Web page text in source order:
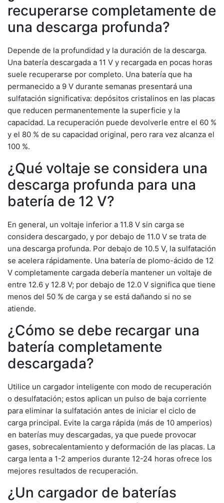
recuperarse completamente de
una descarga profunda?
Depende de la profundidad y la duración de la descarga.
Una batería descargada a 11 V y recargada en pocas horas
suele recuperarse por completo. Una batería que ha
permanecido a 9 V durante semanas presentará una
sulfatación significativa: depósitos cristalinos en las placas
que reducen permanentemente la superficie y la
capacidad. La recuperación puede devolverle entre el 60 %
y el 80 % de su capacidad original, pero rara vez alcanza el
100 %.
¿Qué voltaje se considera una
descarga profunda para una
batería de 12 V?
En general, un voltaje inferior a 11.8 V sin carga se
considera descargado, y por debajo de 11.0 V se trata de
una descarga profunda. Por debajo de 10.5 V, la sulfatación
se acelera rápidamente. Una batería de plomo-ácido de 12
V completamente cargada debería mantener un voltaje de
entre 12.6 y 12.8 V; por debajo de 12.0 V significa que tiene
menos del 50 % de carga y se está dañando si no se
atiende.
¿Cómo se debe recargar una
batería completamente
descargada?
Utilice un cargador inteligente con modo de recuperación
o desulfatación; estos aplican un pulso de baja corriente
para eliminar la sulfatación antes de iniciar el ciclo de
carga principal. Evite la carga rápida (más de 10 amperios)
en baterías muy descargadas, ya que puede provocar
gases, sobrecalentamiento y deformación de las placas. La
carga lenta a 1-2 amperios durante 12-24 horas ofrece los
mejores resultados de recuperación.
¿Un cargador de baterías